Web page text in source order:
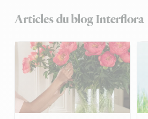
Articles du blog Interflora